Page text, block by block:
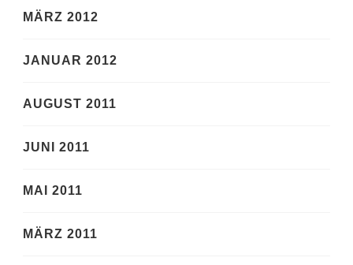
MÄRZ 2012
JANUAR 2012
AUGUST 2011
JUNI 2011
MAI 2011
MÄRZ 2011